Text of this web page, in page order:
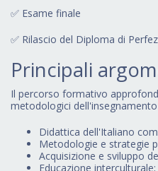
✅ Esame finale
✅ Rilascio del Diploma di
Principali
Il percorso formativo
metodologici
Didattica dell'Italiano
Metodologie e strategie
Acquisizione e sviluppo
Educazione interculturale;